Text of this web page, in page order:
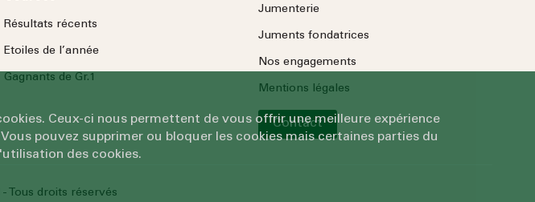
Résultats récents
Etoiles de l’année
Gagnants de Gr.1
Jumenterie
Juments fondatrices
Nos engagements
Mentions légales
Contact
Tous droits réservés
Ceux-ci nous permettent de vous offrir une meilleure expérience
pouvez supprimer ou bloquer les cookies mais certaines parties du
des cookies.